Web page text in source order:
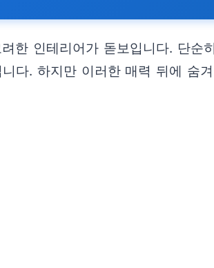
한 인테리어가 돋보입니다. 단순
다. 하지만 이러한 매력 뒤에 숨